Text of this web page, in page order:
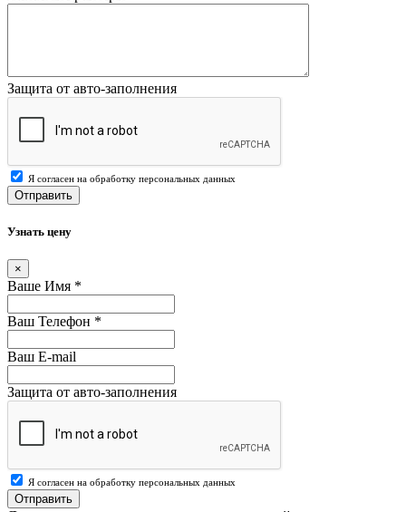
Защита от авто-заполнения
Я согласен на обработку персональных данных
Отправить
Узнать цену
×
Ваше Имя *
Ваш Телефон *
Ваш E-mail
Защита от авто-заполнения
Я согласен на обработку персональных данных
Отправить